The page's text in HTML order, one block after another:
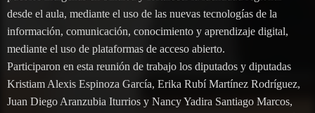
desde el aula, mediante el uso de las nuevas tecnologías de la
información, comunicación, conocimiento y aprendizaje digital,
mediante el uso de plataformas de acceso abierto.
Participaron en esta reunión de trabajo los diputados y diputadas
Kristiam Alexis Espinoza García, Erika Rubí Martínez Rodríguez,
Juan Diego Aranzubia Iturrios y Nancy Yadira Santiago Marcos,